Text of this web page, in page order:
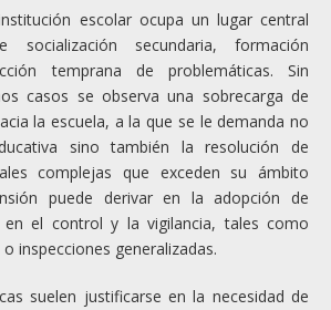
escolar ocupa un lugar central
secundaria, formación
temprana de problemáticas. Sin
casos se observa una sobrecarga de
la escuela, a la que se le demanda no
sino también la resolución de
complejas que exceden su ámbito
puede derivar en la adopción de
en el control y la vigilancia, tales como
inspecciones generalizadas.
suelen justificarse en la necesidad de